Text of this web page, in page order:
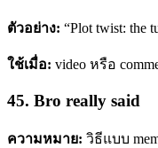
ตัวอย่าง: “Plot twist: the
ใช้เมื่อ: video หรือ
45. Bro really said
ความหมาย: วิธีแบบ